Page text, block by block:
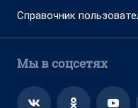
Справочник
Мы в соцсетях